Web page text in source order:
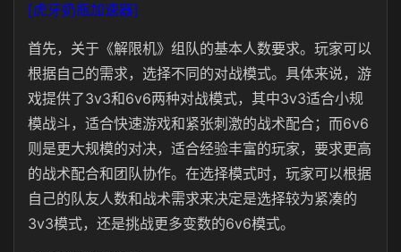
[虎牙奶瓶加速器]
首先，关于《解限机》组队的基本人数要求。玩家可以
根据自己的需求，选择不同的对战模式。具体来说，游
戏提供了3v3和6v6两种对战模式，其中3v3适合小规
模战斗，适合快速游戏和紧张刺激的战术配合；而6v6
则是更大规模的对决，适合经验丰富的玩家，要求更高
的战术配合和团队协作。在选择模式时，玩家可以根据
自己的队友人数和战术需求来决定是选择较为紧凑的
3v3模式，还是挑战更多变数的6v6模式。